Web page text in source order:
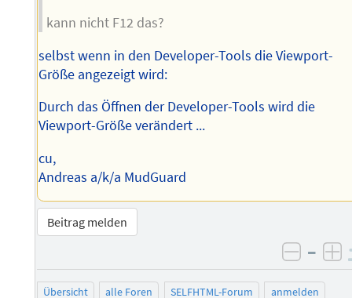
kann nicht F12 das?
selbst wenn in den Developer-Tools die Viewport-
Größe angezeigt wird:
Durch das Öffnen der Developer-Tools wird die
Viewport-Größe verändert ...
cu,
Andreas a/k/a MudGuard
Beitrag melden
–
Übersicht alle Foren SELFHTML-Forum anmelden